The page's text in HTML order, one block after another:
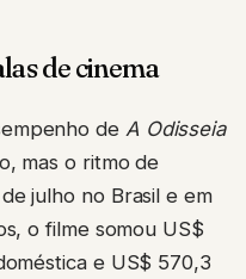
de cinema
de A Odisseia
mas o ritmo de
julho no Brasil e em
o filme somou US$
e US$ 570,3